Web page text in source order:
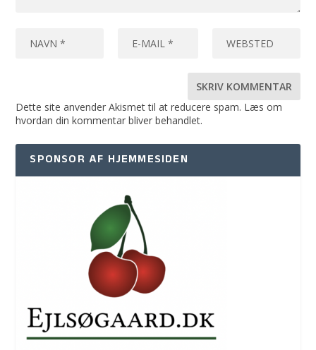
Dette site anvender Akismet til at reducere spam. Læs om
hvordan din kommentar bliver behandlet.
SPONSOR AF HJEMMESIDEN